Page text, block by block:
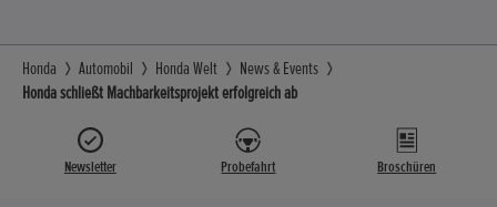
Honda Automobil Honda Welt
News & Events
Honda schließt Machbarkeitsprojekt erfolgreich ab
Newsletter Probefahrt Broschüren